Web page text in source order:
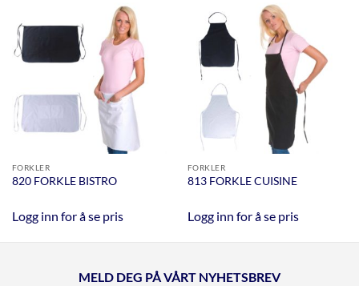
FORKLER
820 FORKLE BISTRO
Logg inn for å se pris
FORKLER
813 FORKLE CUISINE
Logg inn for å se pris
MELD DEG PÅ VÅRT NYHETSBREV